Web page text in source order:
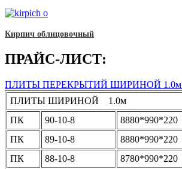
Кирпич облицовочный
ПРАЙС-ЛИСТ:
ПЛИТЫ ПЕРЕКРЫТИЙ ШИРИНОЙ 1.0м
ПЛИТЫ ШИРИНОЙ 1.0м
ПК
90-10-8 8880*990*220
ПК
89-10-8 8880*990*220
ПК
88-10-8 8780*990*220